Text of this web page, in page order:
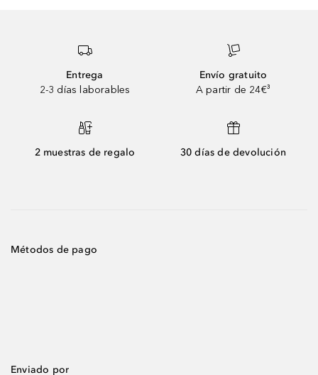
Entrega
2-3 días laborables
Envío gratuito
A partir de 24€³
2 muestras de regalo 30 días de devolución
Métodos de pago
Enviado por